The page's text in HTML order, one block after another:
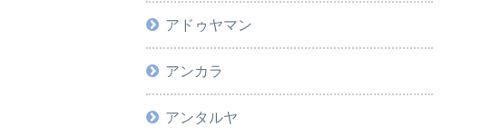
アドゥヤマン
アンカラ
アンタルヤ